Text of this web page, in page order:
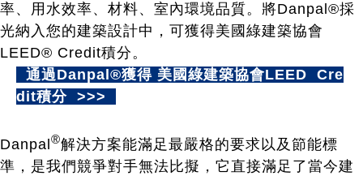
率、用水效率、材料、室內環境品質。將Danpal®採
光納入您的建築設計中，可獲得美國綠建築協會
LEED® Credit積分。
通過Danpal®獲得 美國綠建築協會LEED Cre
dit積分 >>>
Danpal ®解決方案能滿足最嚴格的要求以及節能標
準，是我們競爭對手無法比擬，它直接滿足了當今建